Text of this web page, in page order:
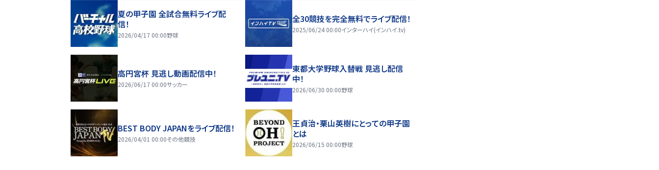
夏の甲子園 全試合無料ライブ配
信！
2026/04/17 00:00野球
全30競技を完全無料でライブ配信！
2025/06/24 00:00インターハイ(インハイ.tv)
高円宮杯 見逃し動画配信中！
2026/06/17 00:00サッカー
東都大学野球入替戦 見逃し配信
中！
2026/06/30 00:00野球
BEST BODY JAPANをライブ配信！
2026/04/01 00:00その他競技
王貞治・栗山英樹にとっての甲子園
とは
2026/06/15 00:00野球